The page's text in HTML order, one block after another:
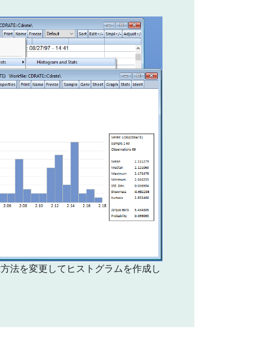
法を変更してヒストグラムを作成し